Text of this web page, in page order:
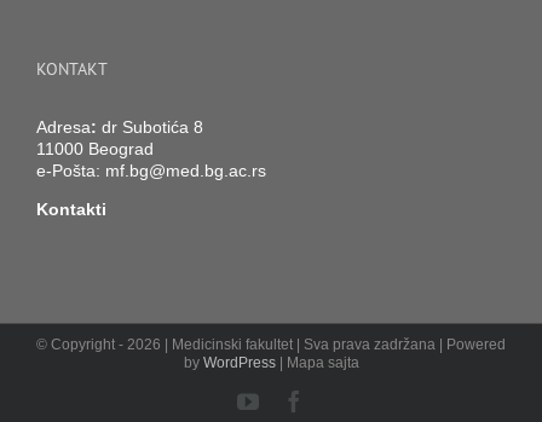
KONTAKT
Adresa: dr Subotića 8
11000 Beograd
e-Pošta: mf.bg@med.bg.ac.rs
Kontakti
© Copyright - 2026 | Medicinski fakultet | Sva prava zadržana | Powered
by WordPress| Mapa sajta
YouTube